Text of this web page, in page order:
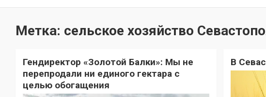
Метка: сельское хозяйство
Гендиректор «Золотой Балки»: Мы не
перепродали ни единого гектара с
целью обогащения
В